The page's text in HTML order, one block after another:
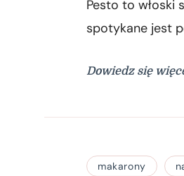
Pesto to włoski
spotykane jest
Dowiedz się
makarony